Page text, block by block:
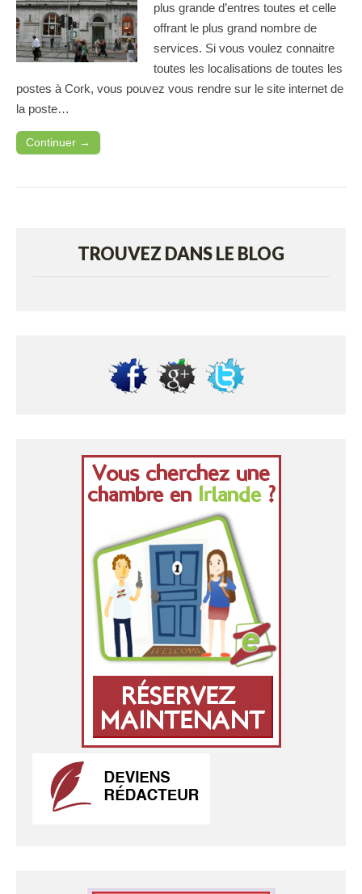
plus grande d’entres toutes et celle
offrant le plus grand nombre de
services. Si vous voulez connaitre
toutes les localisations de toutes les
postes à Cork, vous pouvez vous rendre sur le site internet de
la poste…
Continuer →
TROUVEZ DANS LE BLOG